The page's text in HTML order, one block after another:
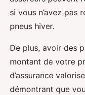
si vous n’avez pas
pneus hiver.
De plus, avoir des
montant de votre
d’assurance
démontrant que